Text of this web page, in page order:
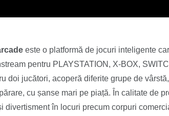
este o platformă de jocuri inteligente
pentru PLAYSTATION, X-BOX,
doi jucători, acoperă diferite grupe de
cu șanse mari pe piață. În calitate de
divertisment în locuri precum corpuri